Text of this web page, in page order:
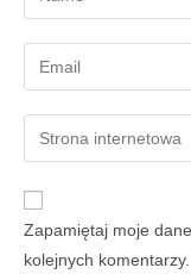
Zapamiętaj moje
kolejnych komentarzy.